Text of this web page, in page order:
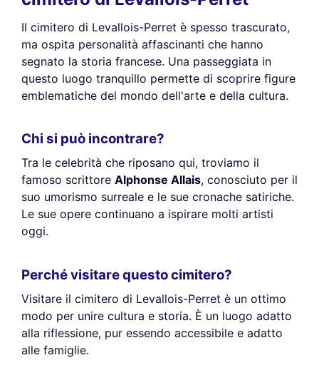
Il cimitero di Levallois-Perret è spesso trascurato,
ma ospita personalità affascinanti che hanno
segnato la storia francese. Una passeggiata in
questo luogo tranquillo permette di scoprire figure
emblematiche del mondo dell'arte e della cultura.
Chi si può incontrare?
Tra le celebrità che riposano qui, troviamo il
famoso scrittore Alphonse Allais, conosciuto per il
suo umorismo surreale e le sue cronache satiriche.
Le sue opere continuano a ispirare molti artisti
oggi.
Perché visitare questo cimitero?
Visitare il cimitero di Levallois-Perret è un ottimo
modo per unire cultura e storia. È un luogo adatto
alla riflessione, pur essendo accessibile e adatto
alle famiglie.